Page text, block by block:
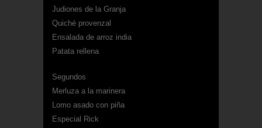
Judiones de la Granja
Quiché provenzal
Ensalada de arroz india
Patata rellena
Segundos
Merluza a la marinera
Lomo asado con piña
Especial Rick